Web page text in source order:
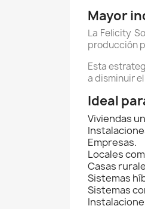
Mayor
La Felicity
producción
Esta
a disminuir
Ideal
Viviendas
Empresas.
Locales
Casas
Sistemas
Sistemas